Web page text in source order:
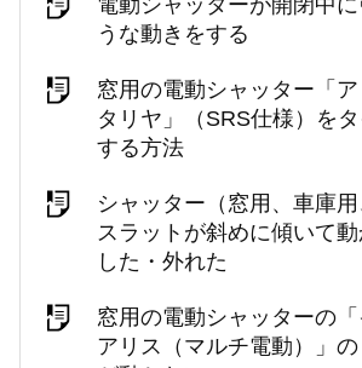
電動シャッターが開閉中
うな動きをする
窓用の電動シャッター「
タリヤ」（SRS仕様）を
する方法
シャッター（窓用、車庫
スラットが斜めに傾いて
した・外れた
窓用の電動シャッターの
アリス（マルチ電動）」